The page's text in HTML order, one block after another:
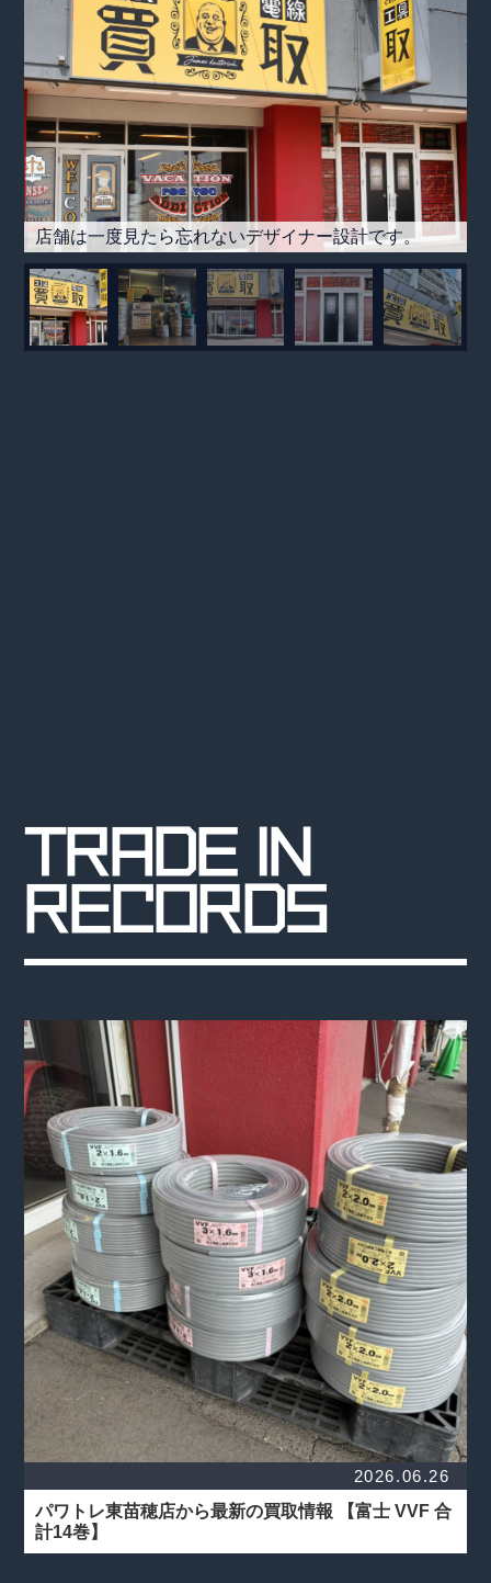
店舗は一度見たら忘れないデザイナー設計です。
TRADE IN
RECORDS
2026.06.26
パワトレ東苗穂店から最新の買取情報
【富士 VVF 合
計14巻】